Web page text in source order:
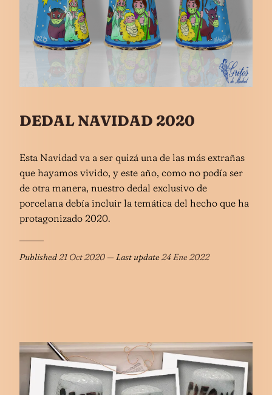
DEDAL NAVIDAD 2020
Esta Navidad va a ser quizá una de las más extrañas
que hayamos vivido, y este año, como no podía ser
de otra manera, nuestro dedal exclusivo de
porcelana debía incluir la temática del hecho que ha
protagonizado 2020.
Published21 Oct 2020— Last update24 Ene 2022